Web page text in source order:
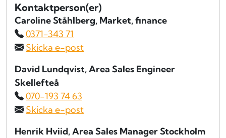
Kontaktperson(er)
Caroline Ståhlberg, Market, finance
0371-343 71
Skicka e-post
David Lundqvist, Area Sales Engineer
Skellefteå
070-193 74 63
Skicka e-post
Henrik Hviid, Area Sales Manager Stockholm